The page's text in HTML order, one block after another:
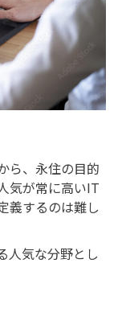
ら、永住の目的
気が常に高いIT
義するのは難し
人気な分野とし